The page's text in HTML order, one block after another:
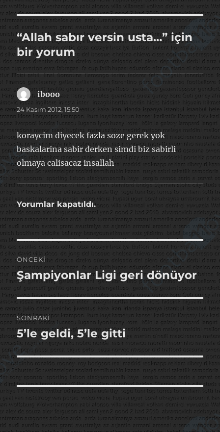
“Allah sabır versin usta…” için
bir yorum
ibooodedi
ki:
24 Kasım 2012, 15:50
koraycim diyecek fazla soze gerek yok
baskalarina sabir derken simdi biz sabirli
olmaya calisacaz insallah
Yorumlar kapatıldı.
Yazı
gezinmesi
ÖNCEKI
Önceki
yazı:
Şampiyonlar Ligi geri dönüyor
SONRAKI
Sonraki
yazı:
5’le geldi, 5’le gitti